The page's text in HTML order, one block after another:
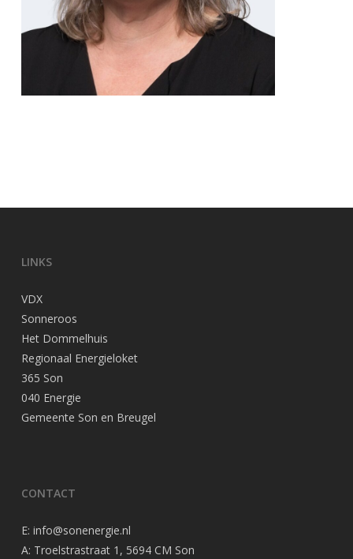
LINKS
VDX
Sonneroos
Het Dommelhuis
Regionaal Energieloket
365 Son
040 Energie
Gemeente Son en Breugel
CONTACT
E: info@sonenergie.nl
A: Troelstrastraat 1, 5694 CM Son